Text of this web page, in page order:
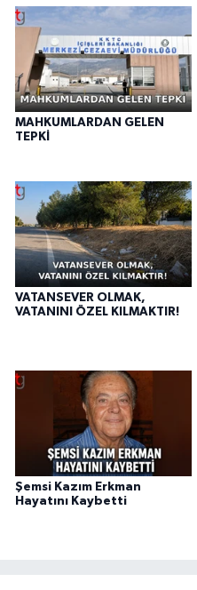
MAHKUMLARDAN GELEN
TEPKİ
VATANSEVER OLMAK,
VATANINI ÖZEL KILMAKTIR!
Şemsi Kazım Erkman
Hayatını Kaybetti